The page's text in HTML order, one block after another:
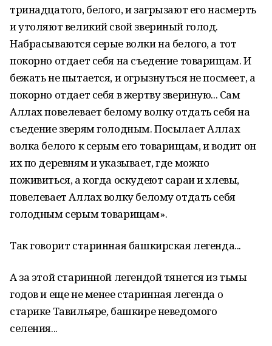
тринадцатого, белого, и загрызают его насмерть
и утоляют великий свой звериный голод.
Набрасываются серые волки на белого, а тот
покорно отдает себя на съедение товарищам. И
бежать не пытается, и огрызнуться не посмеет, а
покорно отдает себя в жертву звериную... Сам
Аллах повелевает белому волку отдать себя на
съедение зверям голодным. Посылает Аллах
волка белого к серым его товарищам, и водит он
их по деревням и указывает, где можно
поживиться, а когда оскудеют сараи и хлевы,
повелевает Аллах волку белому отдать себя
голодным серым товарищам».
Так говорит старинная башкирская легенда...
А за этой старинной легендой тянется из тьмы
годов и еще не менее старинная легенда о
старике Тавильяре, башкире неведомого
селения...